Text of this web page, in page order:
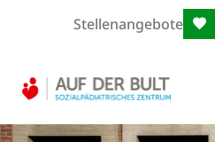
Stellenangebote